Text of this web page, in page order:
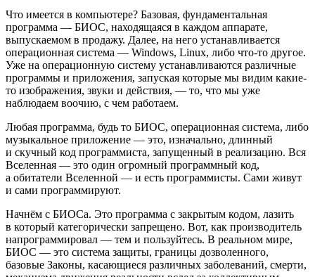
Что имеется в компьютере? Базовая, фундаментальная
программа — БИОС, находящаяся в каждом аппарате,
выпускаемом в продажу. Далее, на него устанавливается
операционная система — Windows, Linux, либо что-то другое.
Уже на операционную систему устанавливаются различные
программы и приложения, запуская которые мы видим какие-
то изображения, звуки и действия, — то, что мы уже
наблюдаем воочию, с чем работаем.
Любая программа, будь то БИОС, операционная система, либо
музыкальное приложение — это, изначально, длинный
и скучный код программиста, запущенный в реализацию. Вся
Вселенная — это один огромный программный код,
а обитатели Вселенной — и есть программисты. Сами живут
и сами программируют.
Начнём с БИОСа. Это программа с закрытым кодом, лазить
в который категорически запрещено. Вот, как производитель
напрограммировал — тем и пользуйтесь. В реальном мире,
БИОС — это система защиты, границы дозволенного,
базовые Законы, касающиеся различных заболеваний, смерти,